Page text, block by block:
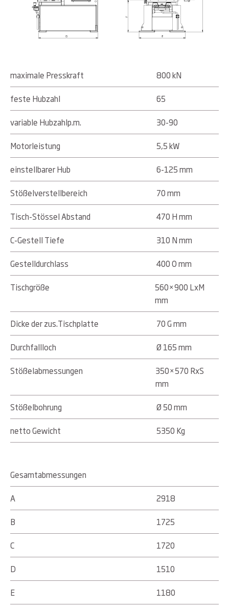
maximale Presskraft
800 kN
feste Hubzahl
65
variable Hubzahlp.m.
30-90
Motorleistung
5,5 kW
einstellbarer Hub
6-125 mm
Stößelverstellbereich
70 mm
Tisch-Stössel Abstand
470 H mm
C-Gestell Tiefe
310 N mm
Gestelldurchlass
400 O mm
Tischgröße
560×900 LxM
mm
Dicke der zus.Tischplatte
70 G mm
Durchfallloch
Ø 165 mm
Stößelabmessungen
350×570 RxS
mm
Stößelbohrung
Ø 50 mm
netto Gewicht
5350 Kg
Gesamtabmessungen
A
2918
B
1725
C
1720
D
1510
E
1180